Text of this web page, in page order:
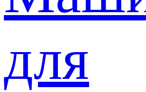
для